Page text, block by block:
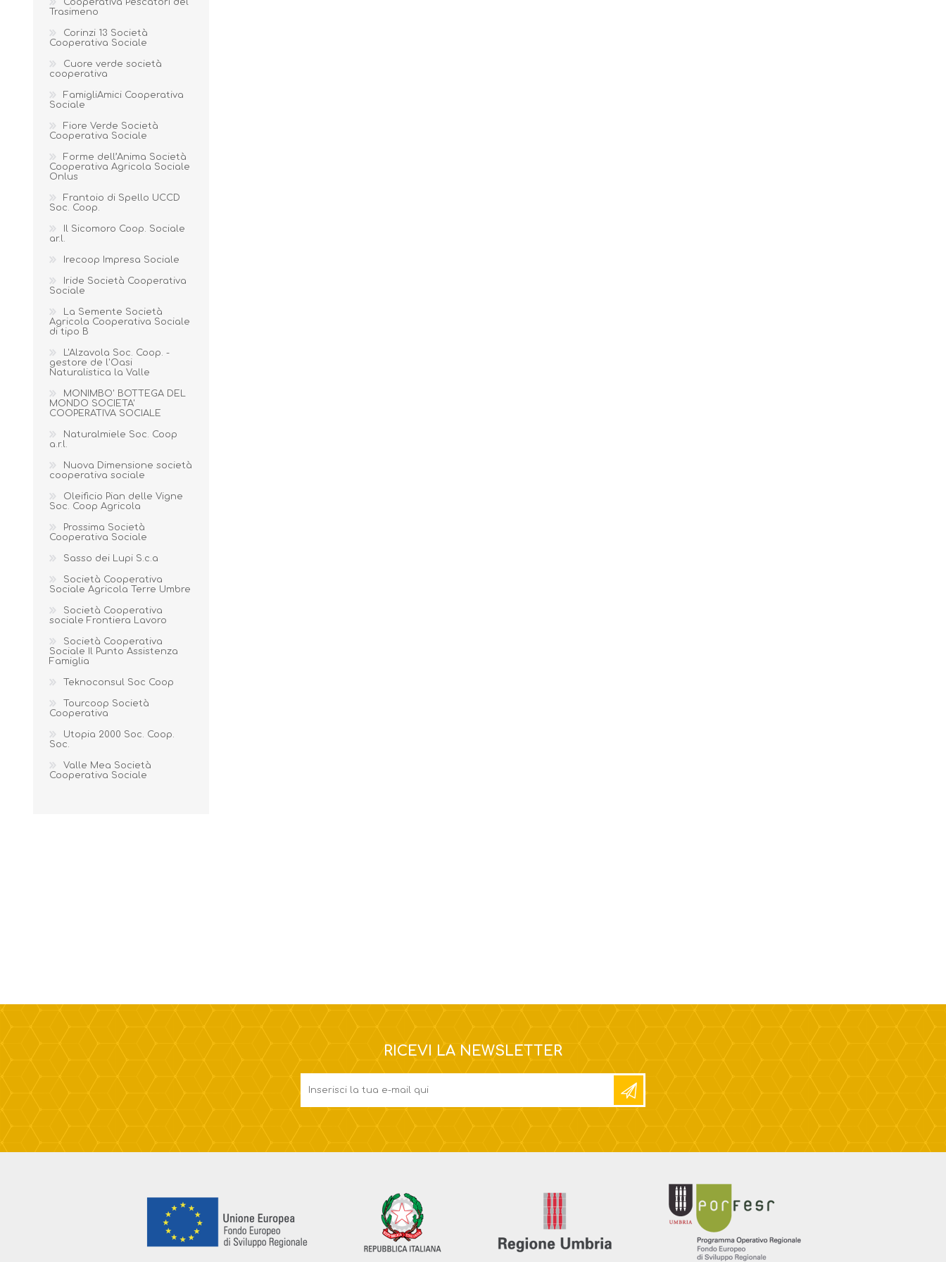
Cooperativa Pescatori del
Trasimeno
Corinzi 13 Società
Cooperativa Sociale
Cuore verde società
cooperativa
FamigliAmici Cooperativa
Sociale
Fiore Verde Società
Cooperativa Sociale
Forme dell’Anima Società
Cooperativa Agricola Sociale
Onlus
Frantoio di Spello UCCD
Soc. Coop.
Il Sicomoro Coop. Sociale
ar.l.
Irecoop Impresa Sociale
Iride Società Cooperativa
Sociale
La Semente Società
Agricola Cooperativa Sociale
di tipo B
L'Alzavola Soc. Coop. -
gestore de l'Oasi
Naturalistica la Valle
MONIMBO' BOTTEGA DEL
MONDO SOCIETA'
COOPERATIVA SOCIALE
Naturalmiele Soc. Coop
a.r.l.
Nuova Dimensione società
cooperativa sociale
Oleificio Pian delle Vigne
Soc. Coop Agricola
Prossima Società
Cooperativa Sociale
Sasso dei Lupi S.c.a
Società Cooperativa
Sociale Agricola Terre Umbre
Società Cooperativa
sociale Frontiera Lavoro
Società Cooperativa
Sociale Il Punto Assistenza
Famiglia
Teknoconsul Soc Coop
Tourcoop Società
Cooperativa
Utopia 2000 Soc. Coop.
Soc.
Valle Mea Società
Cooperativa Sociale
RICEVI LA NEWSLETTER